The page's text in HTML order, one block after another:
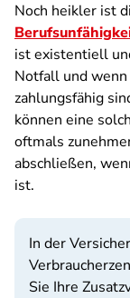
Noch heikler ist
ist existentiell
Notfall und
zahlungsfähig
können eine
oftmals
abschließen,
ist.
In der
Sie Ihre